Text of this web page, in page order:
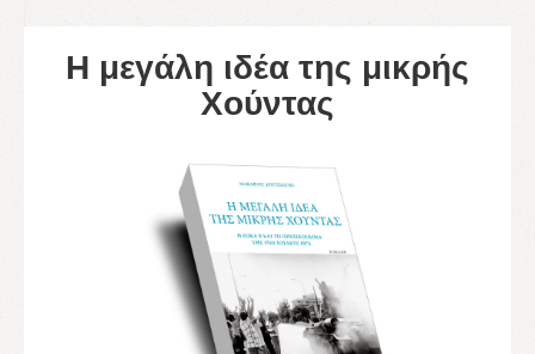
Η μεγάλη ιδέα της μικρής
Χούντας